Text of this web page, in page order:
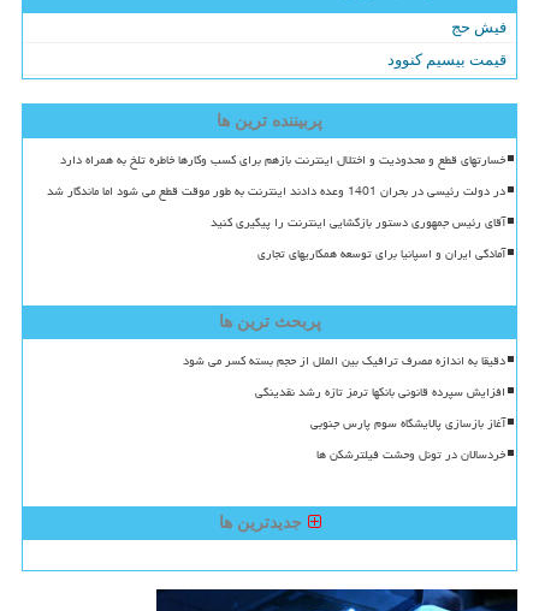
فیش حج
قیمت بیسیم کنوود
پربیننده ترین ها
خسارتهای قطع و محدودیت و اختلال اینترنت بازهم برای کسب وکارها خاطره تلخ به همراه دارد
در دولت رئیسی در بحران 1401 وعده دادند اینترنت به طور موقت قطع می شود اما ماندگار شد
آقای رئیس جمهوری دستور بازگشایی اینترنت را پیگیری کنید
آمادگی ایران و اسپانیا برای توسعه همکاریهای تجاری
پربحث ترین ها
دقیقا به اندازه مصرف ترافیک بین الملل از حجم بسته کسر می شود
افزایش سپرده قانونی بانکها ترمز تازه رشد نقدینگی
آغاز بازسازی پالایشگاه سوم پارس جنوبی
خردسالان در تونل وحشت فیلترشکن ها
جدیدترین ها